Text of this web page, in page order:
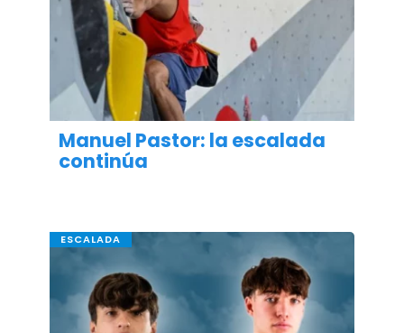
Manuel Pastor: la escalada
continúa
ESCALADA